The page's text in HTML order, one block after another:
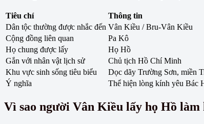
Tiêu chí
Thông tin
Dân tộc thường được nhắc đến Vân Kiều / Bru-Vân Kiều
Cộng đồng liên quan
Pa Kô
Họ chung được lấy
Họ Hồ
Gắn với nhân vật lịch sử
Chủ tịch Hồ Chí Minh
Khu vực sinh sống tiêu biểu
Dọc dãy Trường Sơn, miền
Ý nghĩa
Thể hiện lòng kính yêu Bác
Vì sao người Vân Kiều lấy họ Hồ làm